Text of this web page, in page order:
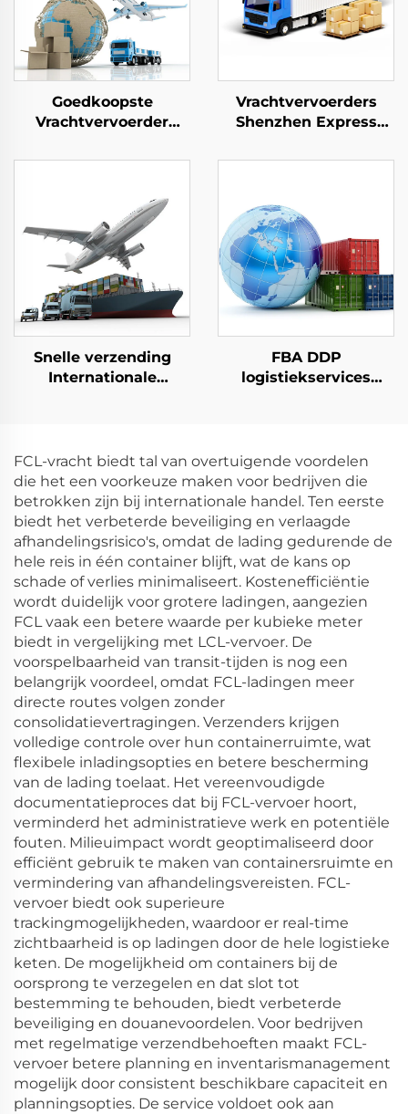
Goedkoopste
Vrachtvervoerder
Verzenddienst Freight
Luchtexpress Vanuit
China
Vrachtvervoerders
Shenzhen Express
verzending Express
naar USA 5 - 7 dagen
Globale Koper
Snelle verzending
Internationale
Van China naar het
Verenigd Koninkrijk
FBA DDP
logistiekservices
vrachtbemiddelaar
van China naar USA
FCL-vracht biedt tal van overtuigende voordelen
die het een voorkeuze maken voor bedrijven die
betrokken zijn bij internationale handel. Ten eerste
biedt het verbeterde beveiliging en verlaagde
afhandelingsrisico's, omdat de lading gedurende de
hele reis in één container blijft, wat de kans op
schade of verlies minimaliseert. Kostenefficiëntie
wordt duidelijk voor grotere ladingen, aangezien
FCL vaak een betere waarde per kubieke meter
biedt in vergelijking met LCL-vervoer. De
voorspelbaarheid van transit-tijden is nog een
belangrijk voordeel, omdat FCL-ladingen meer
directe routes volgen zonder
consolidatievertragingen. Verzenders krijgen
volledige controle over hun containerruimte, wat
flexibele inladingsopties en betere bescherming
van de lading toelaat. Het vereenvoudigde
documentatieproces dat bij FCL-vervoer hoort,
verminderd het administratieve werk en potentiële
fouten. Milieuimpact wordt geoptimaliseerd door
efficiënt gebruik te maken van containersruimte en
vermindering van afhandelingsvereisten. FCL-
vervoer biedt ook superieure
trackingmogelijkheden, waardoor er real-time
zichtbaarheid is op ladingen door de hele logistieke
keten. De mogelijkheid om containers bij de
oorsprong te verzegelen en dat slot tot
bestemming te behouden, biedt verbeterde
beveiliging en douanevoordelen. Voor bedrijven
met regelmatige verzendbehoeften maakt FCL-
vervoer betere planning en inventarismanagement
mogelijk door consistent beschikbare capaciteit en
planningsopties. De service voldoet ook aan